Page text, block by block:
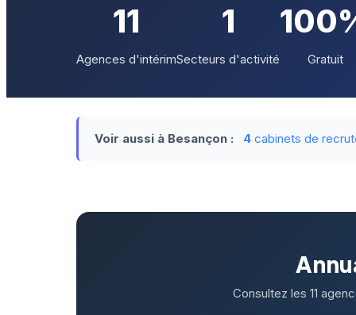
11
Agences d'intérim
1
Secteurs d'activité Gratuit
Voir aussi à Besançon : 4 cabinets de
Consultez les 11